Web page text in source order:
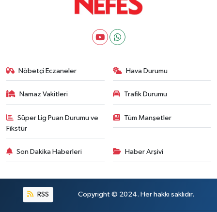
Nöbetçi Eczaneler Hava Durumu
Namaz Vakitleri Trafik Durumu
Süper Lig Puan Durumu ve
Fikstür
Tüm Manşetler
Son Dakika Haberleri Haber Arşivi
RSS Copyright © 2024. Her hakkı saklıdır.